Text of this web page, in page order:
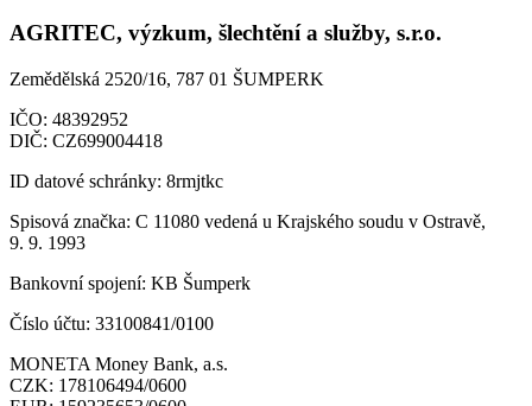
AGRITEC, výzkum, šlechtění a služby, s.r.o.
Zemědělská 2520/16, 787 01 ŠUMPERK
IČO: 48392952
DIČ: CZ699004418
ID datové schránky: 8rmjtkc
Spisová značka: C 11080 vedená u Krajského soudu v Ostravě,
9. 9. 1993
Bankovní spojení: KB Šumperk
Číslo účtu: 33100841/0100
MONETA Money Bank, a.s.
CZK: 178106494/0600